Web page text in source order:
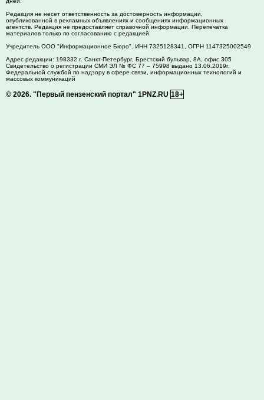
Редакция не несет ответственность за достоверность информации,
опубликованной в рекламных объявлениях и сообщениях информационных
агентств. Редакция не предоставляет справочной информации. Перепечатка
материалов только по согласованию с редакцией.
Учредитель ООО "Информационное Бюро". ИНН 7325128341, ОГРН 1147325002549
Адрес редакции: 198332 г. Санкт-Петербург, Брестский бульвар, 8А, офис 305
Свидетельство о регистрации СМИ ЭЛ № ФС 77 – 75998 выдано 13.06.2019г.
Федеральной службой по надзору в сфере связи, информационных технологий и
массовых коммуникаций
© 2026. "Первый пензенский портал" 1PNZ.RU 18+